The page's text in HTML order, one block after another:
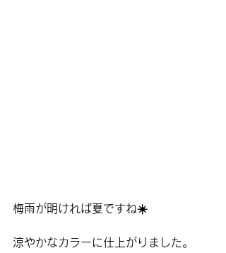
梅雨が明ければ夏ですね☀️
涼やかなカラーに仕上がりました。